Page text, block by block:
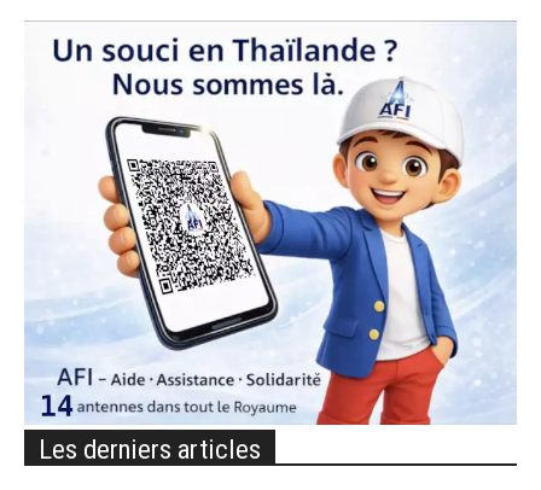
Les derniers articles